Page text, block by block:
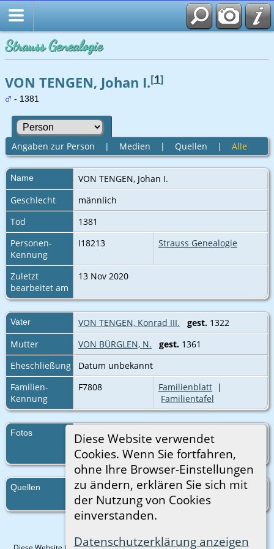
Strauss Genealogie
Diese Website verwendet
Cookies. Wenn Sie fortfahren,
ohne Ihre Browser-Einstellungen
zu ändern, erklären Sie sich mit
der Nutzung von Cookies
einverstanden.
Datenschutzerklärung anzeigen
VON TENGEN, Johan I.[1]
- 1381
Angaben zur Person | Medien | Quellen | Alle
Name VON TENGEN, Johan I.
Geschlecht
männlich
Tod
1381
Personen-
Kennung
I18213 Strauss Genealogie
Zuletzt
bearbeitet am
13 Nov 2020
Vater VON TENGEN, Konrad III. gest. 1322
Mutter
VON BÜRGLEN, N. gest. 1361
Eheschließung
Datum unbekannt
Familien-
Kennung
F7808 Familienblatt |
Familientafel
Fotos 149. von Tengen
Quellen
http://wappenwiki.org/index.php?
title=Zurich_Roll_2.